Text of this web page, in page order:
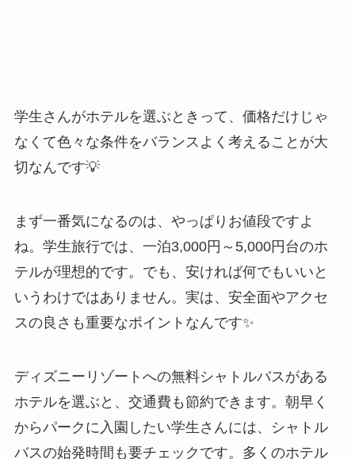
学生さんがホテルを選ぶときって、価格だけじゃ
なくて色々な条件をバランスよく考えることが大
切なんです💡
まず一番気になるのは、やっぱりお値段ですよ
ね。学生旅行では、一泊3,000円～5,000円台のホ
テルが理想的です。でも、安ければ何でもいいと
いうわけではありません。実は、安全面やアクセ
スの良さも重要なポイントなんです✨
ディズニーリゾートへの無料シャトルバスがある
ホテルを選ぶと、交通費も節約できます。朝早く
からパークに入園したい学生さんには、シャトル
バスの始発時間も要チェックです。多くのホテル